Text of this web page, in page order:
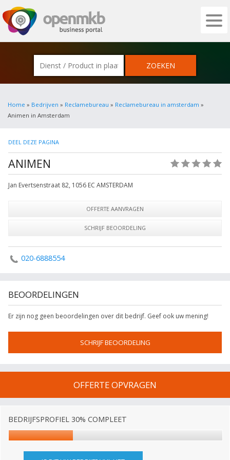
OPENMKB - DE ZAKELIJKE PORTAL
Home » Bedrijven » Reclamebureau » Reclamebureau in amsterdam »
Animen in Amsterdam
DEEL DEZE PAGINA
ANIMEN
Jan Evertsenstraat 82, 1056 EC AMSTERDAM
OFFERTE AANVRAGEN
SCHRIJF BEOORDELING
020-6888554
BEOORDELINGEN
Er zijn nog geen beoordelingen over dit bedrijf. Geef ook uw mening!
SCHRIJF BEOORDELING
OFFERTE OPVRAGEN
BEDRIJFSPROFIEL 30% COMPLEET